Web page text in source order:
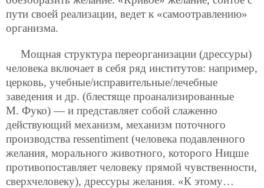
пути своей реализации, ведет к «самоотравлению»
организма.
Мощная структура переорганизации (дрессуры)
человека включает в себя ряд институтов: например,
церковь, учебные/исправительные/лечебные
заведения и др. (блестяще проанализированные
М. Фуко) — и представляет собой слаженно
действующий механизм, механизм поточного
производства ressentiment (человека подавленного
желания, морального животного, которого Ницше
противопоставляет человеку прямой чувственности,
сверхчеловеку), дрессуры желания. «К этому…